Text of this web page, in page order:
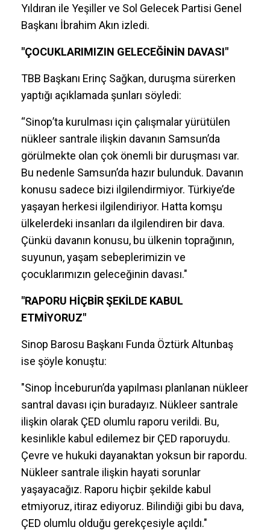
Yıldıran ile Yeşiller ve Sol Gelecek Partisi Genel
Başkanı İbrahim Akın izledi.
"ÇOCUKLARIMIZIN GELECEĞİNİN DAVASI"
TBB Başkanı Erinç Sağkan, duruşma sürerken
yaptığı açıklamada şunları söyledi:
“Sinop’ta kurulması için çalışmalar yürütülen
nükleer santrale ilişkin davanın Samsun’da
görülmekte olan çok önemli bir duruşması var.
Bu nedenle Samsun’da hazır bulunduk. Davanın
konusu sadece bizi ilgilendirmiyor. Türkiye’de
yaşayan herkesi ilgilendiriyor. Hatta komşu
ülkelerdeki insanları da ilgilendiren bir dava.
Çünkü davanın konusu, bu ülkenin toprağının,
suyunun, yaşam sebeplerimizin ve
çocuklarımızın geleceğinin davası."
"RAPORU HİÇBİR ŞEKİLDE KABUL
ETMİYORUZ"
Sinop Barosu Başkanı Funda Öztürk Altunbaş
ise şöyle konuştu:
"Sinop İnceburun’da yapılması planlanan nükleer
santral davası için buradayız. Nükleer santrale
ilişkin olarak ÇED olumlu raporu verildi. Bu,
kesinlikle kabul edilemez bir ÇED raporuydu.
Çevre ve hukuki dayanaktan yoksun bir rapordu.
Nükleer santrale ilişkin hayati sorunlar
yaşayacağız. Raporu hiçbir şekilde kabul
etmiyoruz, itiraz ediyoruz. Bilindiği gibi bu dava,
ÇED olumlu olduğu gerekçesiyle açıldı."